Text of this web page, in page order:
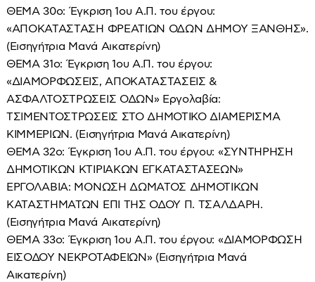
ΘΕΜΑ 30ο: Έγκριση 1ου Α.Π. του έργου:
«ΑΠΟΚΑΤΑΣΤΑΣΗ ΦΡΕΑΤΙΩΝ ΟΔΩΝ ΔΗΜΟΥ ΞΑΝΘΗΣ».
(Εισηγήτρια Μανά Αικατερίνη)
ΘΕΜΑ 31ο: Έγκριση 1ου Α.Π. του έργου:
«ΔΙΑΜΟΡΦΩΣΕΙΣ, ΑΠΟΚΑΤΑΣΤΑΣΕΙΣ &
ΑΣΦΑΛΤΟΣΤΡΩΣΕΙΣ ΟΔΩΝ» Εργολαβία:
ΤΣΙΜΕΝΤΟΣΤΡΩΣΕΙΣ ΣΤΟ ΔΗΜΟΤΙΚΟ ΔΙΑΜΕΡΙΣΜΑ
ΚΙΜΜΕΡΙΩΝ. (Εισηγήτρια Μανά Αικατερίνη)
ΘΕΜΑ 32ο: Έγκριση 1ου Α.Π. του έργου: «ΣΥΝΤΗΡΗΣΗ
ΔΗΜΟΤΙΚΩΝ ΚΤΙΡΙΑΚΩΝ ΕΓΚΑΤΑΣΤΑΣΕΩΝ»
ΕΡΓΟΛΑΒΙΑ: ΜΟΝΩΣΗ ΔΩΜΑΤΟΣ ΔΗΜΟΤΙΚΩΝ
ΚΑΤΑΣΤΗΜΑΤΩΝ ΕΠΙ ΤΗΣ ΟΔΟΥ Π. ΤΣΑΛΔΑΡΗ.
(Εισηγήτρια Μανά Αικατερίνη)
ΘΕΜΑ 33ο: Έγκριση 1ου Α.Π. του έργου: «ΔΙΑΜΟΡΦΩΣΗ
ΕΙΣΟΔΟΥ ΝΕΚΡΟΤΑΦΕΙΩΝ» (Εισηγήτρια Μανά
Αικατερίνη)